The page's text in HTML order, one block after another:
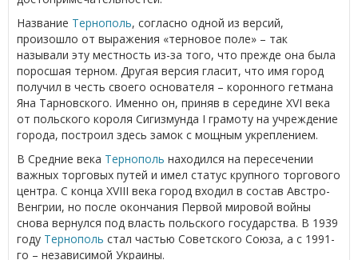
Название Тернополь, согласно одной из версий,
произошло от выражения «терновое поле» – так
называли эту местность из-за того, что прежде она была
поросшая терном. Другая версия гласит, что имя город
получил в честь своего основателя – коронного гетмана
Яна Тарновского. Именно он, приняв в середине XVI века
от польского короля Сигизмунда I грамоту на учреждение
города, построил здесь замок с мощным укреплением.
В Средние века Тернополь находился на пересечении
важных торговых путей и имел статус крупного торгового
центра. С конца XVIII века город входил в состав Австро-
Венгрии, но после окончания Первой мировой войны
снова вернулся под власть польского государства. В 1939
году Тернополь стал частью Советского Союза, а с 1991-
го – независимой Украины.